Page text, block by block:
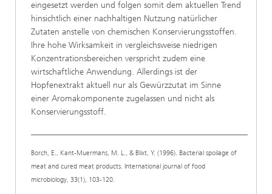
eingesetzt werden und folgen somit dem aktuellen Trend
hinsichtlich einer nachhaltigen Nutzung natürlicher
Zutaten anstelle von chemischen Konservierungsstoffen.
Ihre hohe Wirksamkeit in vergleichsweise niedrigen
Konzentrationsbereichen verspricht zudem eine
wirtschaftliche Anwendung. Allerdings ist der
Hopfenextrakt aktuell nur als Gewürzzutat im Sinne
einer Aromakomponente zugelassen und nicht als
Konservierungsstoff.
Borch, E., Kant-Muermans, M. L., & Blixt, Y. (1996). Bacterial spoilage of
meat and cured meat products. International journal of food
microbiology, 33(1), 103-120.